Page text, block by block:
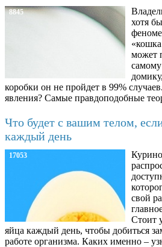
8845
хотя
может
коробки он не пройдет в 99%
явления? Самые правдоподобные
Что будет с вашим телом,
каждый день
17053
свой
Стоит
яйца каждый день, чтобы добиться
работе организма. Каких именно –